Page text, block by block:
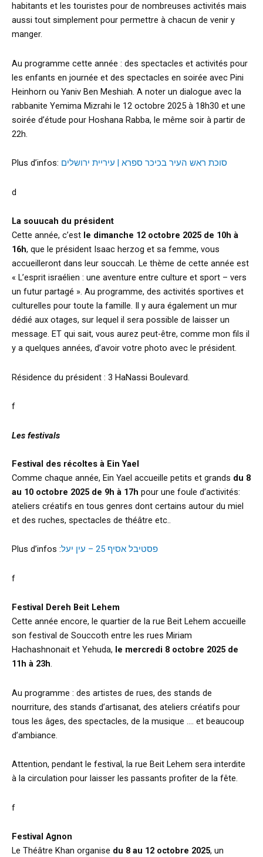
habitants et les touristes pour de nombreuses activités mais
aussi tout simplement pour permettre à chacun de venir y
manger.
Au programme cette année : des spectacles et activités pour
les enfants en journée et des spectacles en soirée avec Pini
Heinhorn ou Yaniv Ben Meshiah. A noter un dialogue avec la
rabbanite Yemima Mizrahi le 12 octobre 2025 à 18h30 et une
soirée d’étude pour Hoshana Rabba, le même soir à partir de
22h.
Plus d’infos: סוכת ראש העיר בכיכר ספרא | עיריית ירושלים
d
La souucah du président
Cette année, c’est le dimanche 12 octobre 2025 de 10h à
16h, que le président Isaac herzog et sa femme, vous
accueilleront dans leur souccah. Le thème de cette année est
« L’esprit israélien : une aventure entre culture et sport – vers
un futur partagé ». Au programme, des activités sportives et
culturelles pour toute la famille. Il y aura également un mur
dédié aux otages, sur lequel il sera possible de laisser un
message. ET qui sait, vous aurez peut-être, comme mon fils il
y a quelques années, d’avoir votre photo avec le président.
Résidence du président : 3 HaNassi Boulevard.
f
Les festivals
Festival des récoltes à Ein Yael
Comme chaque année, Ein Yael accueille petits et grands du 8
au 10 octobre 2025 de 9h à 17h pour une foule d’activités:
ateliers créatifs en tous genres dont certains autour du miel
et des ruches, spectacles de théâtre etc..
Plus d’infos : פסטיבל אסיף 25 – עין יעל
f
Festival Dereh Beit Lehem
Cette année encore, le quartier de la rue Beit Lehem accueille
son festival de Souccoth entre les rues Miriam
Hachashnonait et Yehuda, le mercredi 8 octobre 2025 de
11h à 23h.
Au programme : des artistes de rues, des stands de
nourriture, des stands d’artisanat, des ateliers créatifs pour
tous les âges, des spectacles, de la musique …. et beaucoup
d’ambiance.
Attention, pendant le festival, la rue Beit Lehem sera interdite
à la circulation pour laisser les passants profiter de la fête.
f
Festival Agnon
Le Théâtre Khan organise du 8 au 12 octobre 2025, un